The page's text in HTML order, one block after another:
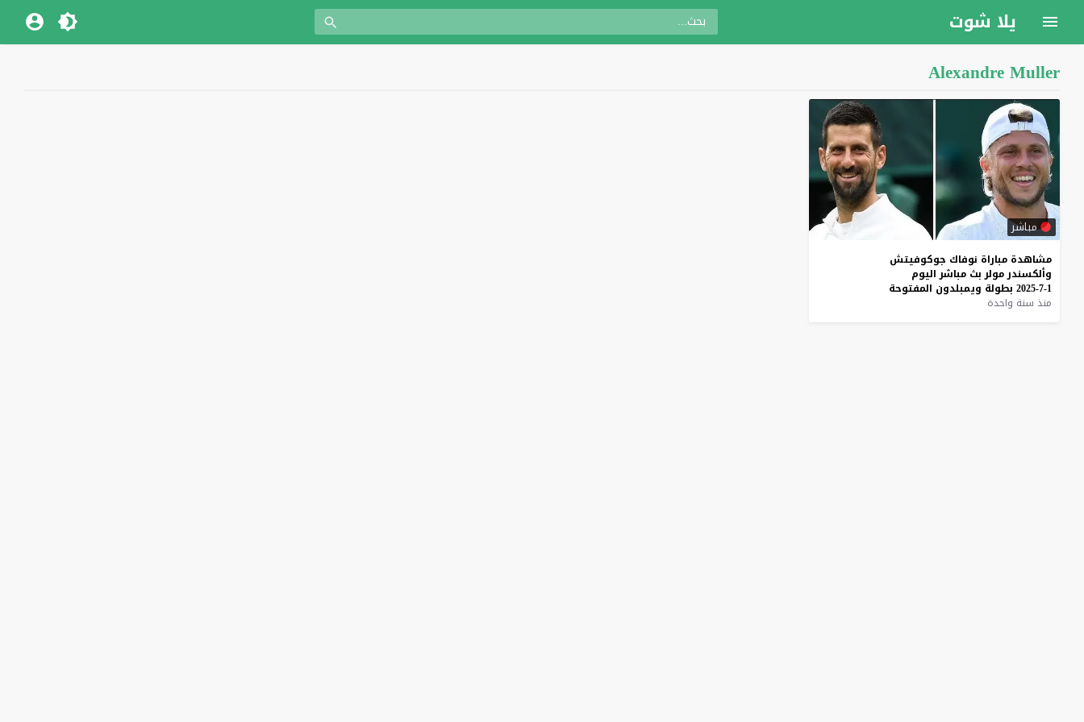
يلا شوت
Alexandre Muller
مباشر
مشاهدة مباراة نوفاك جوكوفيتش
وألكسندرمولر بث مباشر اليوم
1-7-2025
بطولة ويمبلدون المفتوحة
منذ سنة واحدة